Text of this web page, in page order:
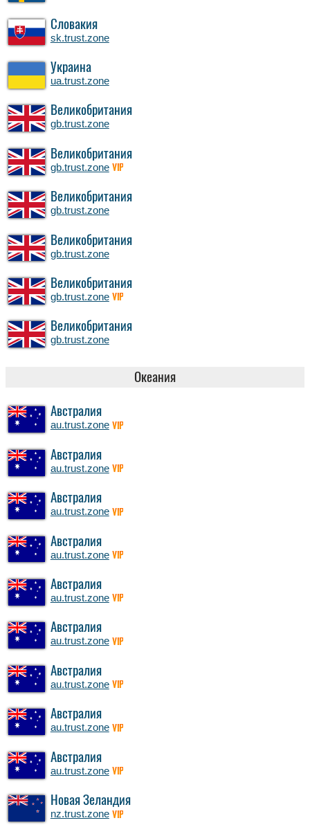
Словакия
sk.trust.zone
Украина
ua.trust.zone
Великобритания
gb.trust.zone
Великобритания
gb.trust.zone VIP
Великобритания
gb.trust.zone
Великобритания
gb.trust.zone
Великобритания
gb.trust.zone VIP
Великобритания
gb.trust.zone
Океания
Австралия
au.trust.zone VIP
Австралия
au.trust.zone VIP
Австралия
au.trust.zone VIP
Австралия
au.trust.zone VIP
Австралия
au.trust.zone VIP
Австралия
au.trust.zone VIP
Австралия
au.trust.zone VIP
Австралия
au.trust.zone VIP
Австралия
au.trust.zone VIP
Новая Зеландия
nz.trust.zone VIP